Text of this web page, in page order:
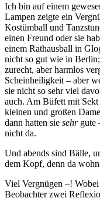
Ich bin auf einem
Lampen zeigte ein
Kostümball und
einen Freund oder sie
einem Rathausball in
nicht so gut wie in
zurecht, aber harmlos
Scheinheiligkeit – aber
sie nicht so sehr viel
auch. Am Büfett mit
kleinen und großen
dann hatten sie sehrgute
nicht da.
Und abends sind Bälle,
dem Kopf, denn da
Viel Vergnügen –!
Beobachter zwei